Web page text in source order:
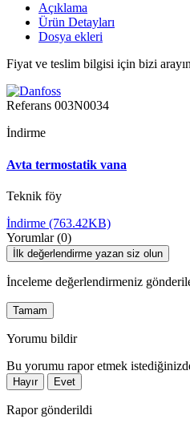
Açıklama
Ürün Detayları
Dosya ekleri
Fiyat ve teslim bilgisi için bizi
Referans 003N0034
İndirme
Avta termostatik vana
Teknik föy
İndirme (763.42KB)
Yorumlar (0)
İlk değerlendirme yazan siz olun
İnceleme değerlendirmeniz
Tamam
Yorumu bildir
Bu yorumu rapor etmek
Hayır Evet
Rapor gönderildi